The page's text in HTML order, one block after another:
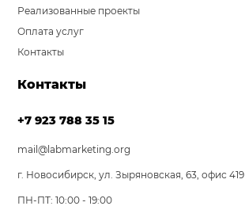
Реализованные проекты
Оплата услуг
Контакты
Контакты
+7 923 788 35 15
mail@labmarketing.org
г. Новосибирск, ул. Зыряновская, 63, офис 419
ПН-ПТ: 10:00 - 19:00